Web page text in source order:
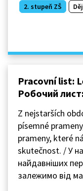
2. stupeň ZŠ
Pracovní list:
Робочий
Z nejstarších
písemné
prameny, které
skutečnost. / У
найдавніших
залежимо від